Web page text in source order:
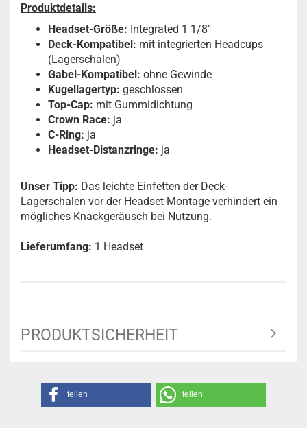
Produktdetails:
Headset-Größe: Integrated 1 1/8"
Deck-Kompatibel: mit integrierten Headcups
(Lagerschalen)
Gabel-Kompatibel: ohne Gewinde
Kugellagertyp: geschlossen
Top-Cap: mit Gummidichtung
Crown Race: ja
C-Ring: ja
Headset-Distanzringe: ja
Unser Tipp: Das leichte Einfetten der Deck-
Lagerschalen vor der Headset-Montage verhindert ein
mögliches Knackgeräusch bei Nutzung.
Lieferumfang: 1 Headset
PRODUKTSICHERHEIT
teilen teilen